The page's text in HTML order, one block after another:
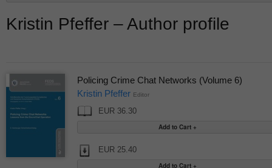
Kristin Pfeffer – Author profile
Policing Crime Chat Networks (Volume 6)
Kristin Pfeffer Editor
EUR 36.30
EUR 25.40